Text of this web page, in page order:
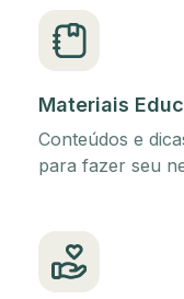
Materiais
Conteúdos e
para fazer seu